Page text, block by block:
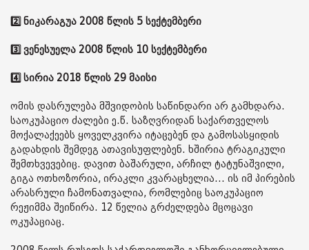
2️⃣ ნიკარაგუა 2008 წლის 5 სექტემბერი
3️⃣ ვენესუელა 2008 წლის 10 სექტემბერი
4️⃣ სირია 2018 წლის 29 მაისი
ომის დასრულება მშვიდობის საწინდარი არ გამხდარა.
საოკუპაციო ძალები ე.წ. საზღვრიდან საქართველოს
მოქალაქეებს ყოველკვირა იტაცებენ და გამოსასყიდის
გადახდის შემდეგ ათავისუფლებენ. ხშირია ტრაგიკული
შემთხვევებიც. დავით ბაშარული, არჩილ ტატუნაშვილი,
გიგა ოთხოზორია, ირაკლი კვარაცხელია... ის იმ პირების
არასრული ჩამონათვალია, რომლებიც საოკუპაციო
რეჟიმმა შეიწირა. 12 წელია გრძელდება მცოცავი
ოკუპაციაც.